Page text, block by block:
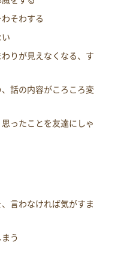
そわする
りが見えなくなる、す
話の内容がころころ変
ったことを友達にしゃ
言わなければ気がすま
う